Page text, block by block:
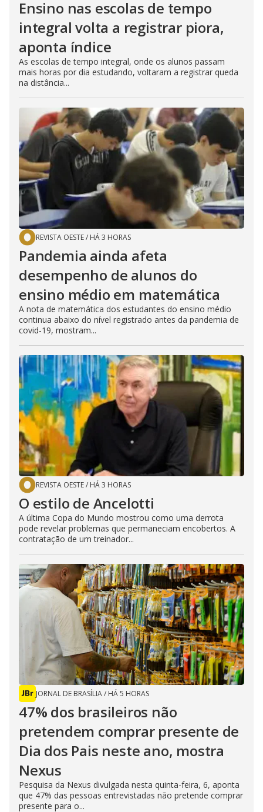
Ensino nas escolas de tempo
integral volta a registrar piora,
aponta índice
As escolas de tempo integral, onde os alunos passam
mais horas por dia estudando, voltaram a registrar queda
na distância...
REVISTA OESTE/ HÁ 3 HORAS
Pandemia ainda afeta
desempenho de alunos do
ensino médio em matemática
A nota de matemática dos estudantes do ensino médio
continua abaixo do nível registrado antes da pandemia de
covid-19, mostram...
REVISTA OESTE/ HÁ 3 HORAS
O estilo de Ancelotti
A última Copa do Mundo mostrou como uma derrota
pode revelar problemas que permaneciam encobertos. A
contratação de um treinador...
JORNAL DE BRASÍLIA/ HÁ 5 HORAS
47% dos brasileiros não
pretendem comprar presente de
Dia dos Pais neste ano, mostra
Nexus
Pesquisa da Nexus divulgada nesta quinta-feira, 6, aponta
que 47% das pessoas entrevistadas não pretende comprar
presente para o...